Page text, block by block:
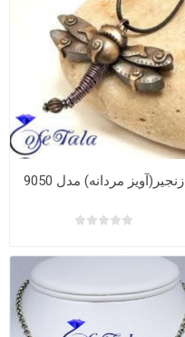
زنجیر(آویز مردانه) مدل 9050